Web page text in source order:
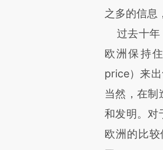
之多的信息
过去十年
欧洲保持
price）来
当然，在制
和发明。对
欧洲的比